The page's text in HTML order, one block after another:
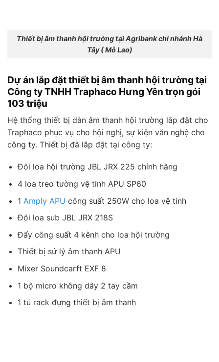
Thiết bị âm thanh hội trường tại Agribank chi nhánh Hà
Tây ( Mỗ Lao)
Dự án lắp đặt thiết bị âm thanh hội trường tại
Công ty TNHH Traphaco Hưng Yên trọn gói
103 triệu
Hệ thống thiết bị dàn âm thanh hội trường lắp đặt cho
Traphaco phục vụ cho hội nghị, sự kiện văn nghệ cho
công ty. Thiết bị đã lắp đặt tại công ty:
Đôi loa hội trường JBL JRX 225 chính hãng
4 loa treo tường vệ tinh APU SP60
1 Amply APU công suất 250W cho loa vệ tinh
Đôi loa sub JBL JRX 218S
Đẩy công suất 4 kênh cho loa hội trường
Thiết bị sử lý âm thanh APU
Mixer Soundcarft EXF 8
1 bộ micro không dây 2 tay cầm
1 tủ rack đựng thiết bị âm thanh